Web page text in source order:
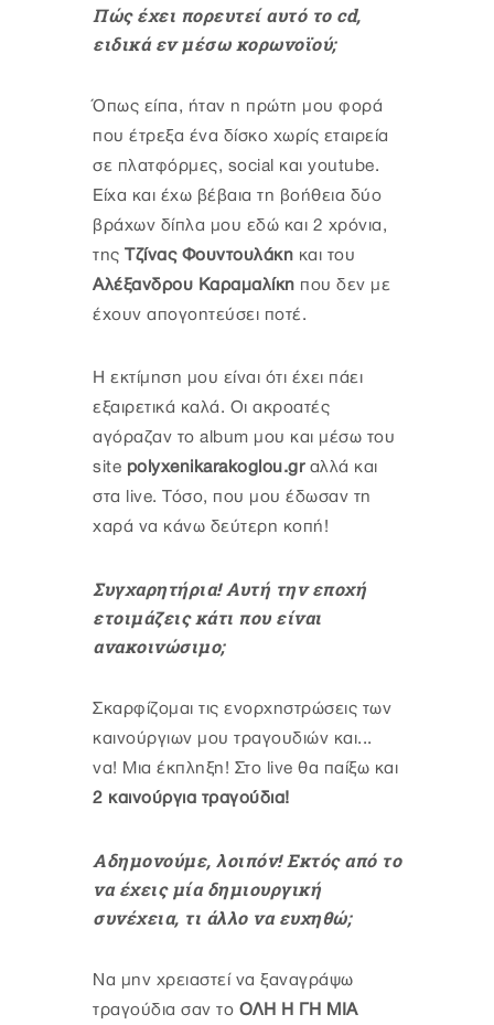
Πώς έχει πορευτεί αυτό το cd,
ειδικά εν μέσω κορωνοϊού;
Όπως είπα, ήταν η πρώτη μου φορά
που έτρεξα ένα δίσκο χωρίς εταιρεία
σε πλατφόρμες, social και youtube.
Είχα και έχω βέβαια τη βοήθεια δύο
βράχων δίπλα μου εδώ και 2 χρόνια,
της Τζίνας Φουντουλάκη και του
Αλέξανδρου Καραμαλίκη που δεν με
έχουν απογοητεύσει ποτέ.
Η εκτίμηση μου είναι ότι έχει πάει
εξαιρετικά καλά. Οι ακροατές
αγόραζαν το album μου και μέσω του
site polyxenikarakoglou.gr αλλά και
στα live. Τόσο, που μου έδωσαν τη
χαρά να κάνω δεύτερη κοπή!
Συγχαρητήρια! Αυτή την εποχή
ετοιμάζεις κάτι που είναι
ανακοινώσιμο;
Σκαρφίζομαι τις ενορχηστρώσεις των
καινούργιων μου τραγουδιών και...
να! Μια έκπληξη! Στο live θα παίξω και
2 καινούργια τραγούδια!
Αδημονούμε, λοιπόν! Εκτός από το
να έχεις μία δημιουργική
συνέχεια, τι άλλο να ευχηθώ;
Να μην χρειαστεί να ξαναγράψω
τραγούδια σαν το ΟΛΗ Η ΓΗ ΜΙΑ